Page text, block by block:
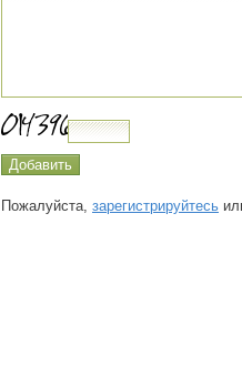
Пожалуйста, зарегистрируйтесь